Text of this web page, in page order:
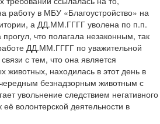
работу в МБУ «Благоустройство» на
а ДД.ММ.ГГГГ уволена по п.п.
что полагала незаконным, так
ДД.ММ.ГГГГ по уважительной
с тем, что она является
животных, находилась в этот день в
безнадзорным животным с
увольнение следствием негативного
волонтерской деятельности в